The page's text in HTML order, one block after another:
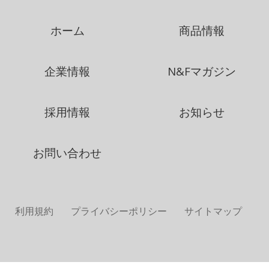
ホーム 商品情報
企業情報 N&Fマガジン
採用情報 お知らせ
お問い合わせ
利用規約 プライバシーポリシー サイトマップ